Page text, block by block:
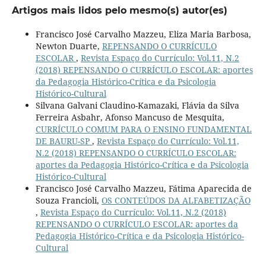
Artigos mais lidos pelo mesmo(s) autor(es)
Francisco José Carvalho Mazzeu, Eliza Maria Barbosa,
Newton Duarte, REPENSANDO O CURRÍCULO
ESCOLAR , Revista Espaço do Currículo: Vol.11, N.2
(2018) REPENSANDO O CURRÍCULO ESCOLAR: aportes
da Pedagogia Histórico-Crítica e da Psicologia
Histórico-Cultural
Silvana Galvani Claudino-Kamazaki, Flávia da Silva
Ferreira Asbahr, Afonso Mancuso de Mesquita,
CURRÍCULO COMUM PARA O ENSINO FUNDAMENTAL
DE BAURU-SP , Revista Espaço do Currículo: Vol.11,
N.2 (2018) REPENSANDO O CURRÍCULO ESCOLAR:
aportes da Pedagogia Histórico-Crítica e da Psicologia
Histórico-Cultural
Francisco José Carvalho Mazzeu, Fátima Aparecida de
Souza Francioli, OS CONTEÚDOS DA ALFABETIZAÇÃO
, Revista Espaço do Currículo: Vol.11, N.2 (2018)
REPENSANDO O CURRÍCULO ESCOLAR: aportes da
Pedagogia Histórico-Crítica e da Psicologia Histórico-
Cultural